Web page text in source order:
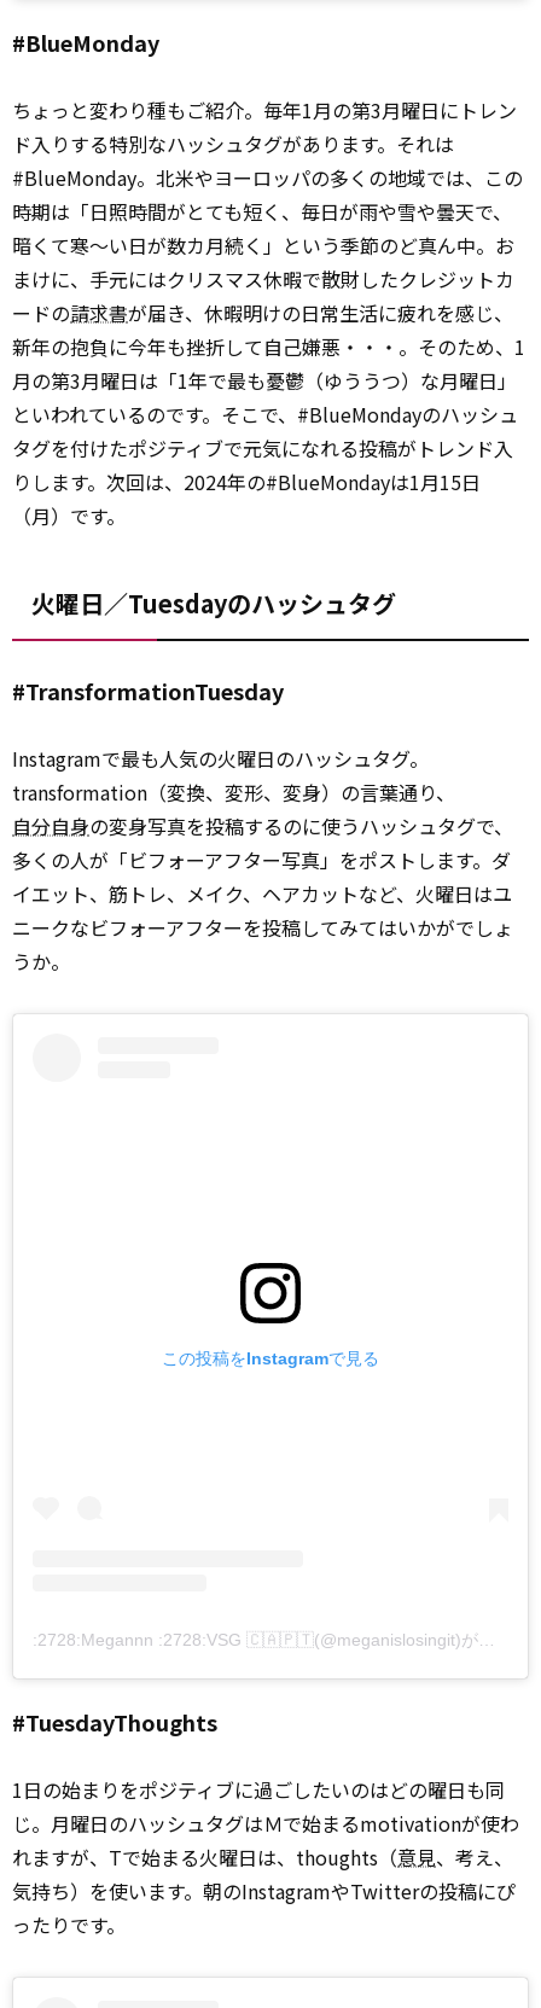
#BlueMonday
ちょっと変わり種もご紹介。毎年1月の第3月曜日にトレン
ド入りする特別なハッシュタグがあります。それは
#BlueMonday。北米やヨーロッパの多くの地域では、この
時期は「日照時間がとても短く、毎日が雨や雪や曇天で、
暗くて寒～い日が数カ月続く」という季節のど真ん中。お
まけに、手元にはクリスマス休暇で散財したクレジットカ
ードの請求書が届き、休暇明けの日常生活に疲れを感じ、
新年の抱負に今年も挫折して自己嫌悪・・・。そのため、1
月の第3月曜日は「1年で最も憂鬱（ゆううつ）な月曜日」
といわれているのです。そこで、#BlueMondayのハッシュ
タグを付けたポジティブで元気になれる投稿がトレンド入
りします。次回は、2024年の#BlueMondayは1月15日
（月）です。
火曜日／Tuesdayのハッシュタグ
#TransformationTuesday
Instagramで最も人気の火曜日のハッシュタグ。
transformation（変換、変形、変身）の言葉通り、
自分自身の変身写真を投稿するのに使うハッシュタグで、
多くの人が「ビフォーアフター写真」をポストします。ダ
イエット、筋トレ、メイク、ヘアカットなど、火曜日はユ
ニークなビフォーアフターを投稿してみてはいかがでしょ
うか。
この投稿をInstagramで見る
#TuesdayThoughts
1日の始まりをポジティブに過ごしたいのはどの曜日も同
じ。月曜日のハッシュタグはＭで始まるmotivationが使わ
れますが、Tで始まる火曜日は、thoughts（意見、考え、
気持ち）を使います。朝のInstagramやTwitterの投稿にぴ
ったりです。